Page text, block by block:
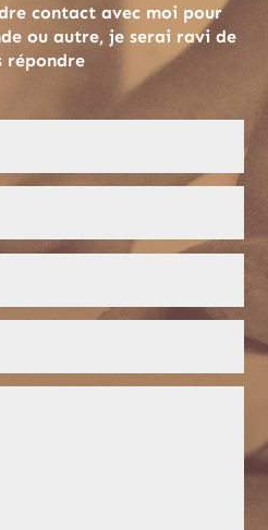
contact avec moi pour
ou autre, je serai ravi de
répondre